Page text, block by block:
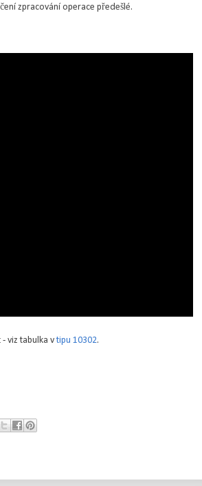
zpracování operace předešlé.
viz tabulka vtipu 10302.